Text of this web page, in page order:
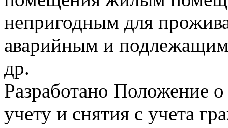
непригодным для
аварийным и
др.
Разработано Положение
учету и снятия с учета